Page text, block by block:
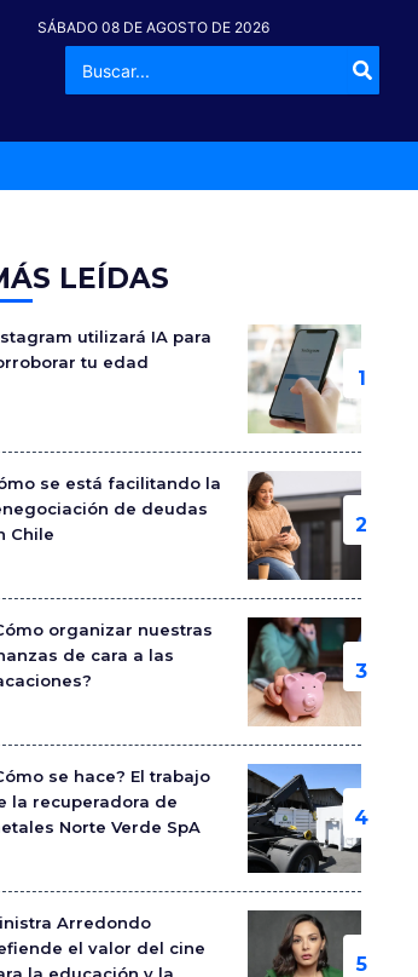
SÁBADO 08 DE AGOSTO DE 2026
-º
por:
LEÍDAS
utilizará IA para
tu edad
se está facilitando la
de deudas
Chile
organizar nuestras
de cara a las
se hace? El trabajo
la recuperadora de
Norte Verde SpA
Arredondo
el valor del cine
la educación y la